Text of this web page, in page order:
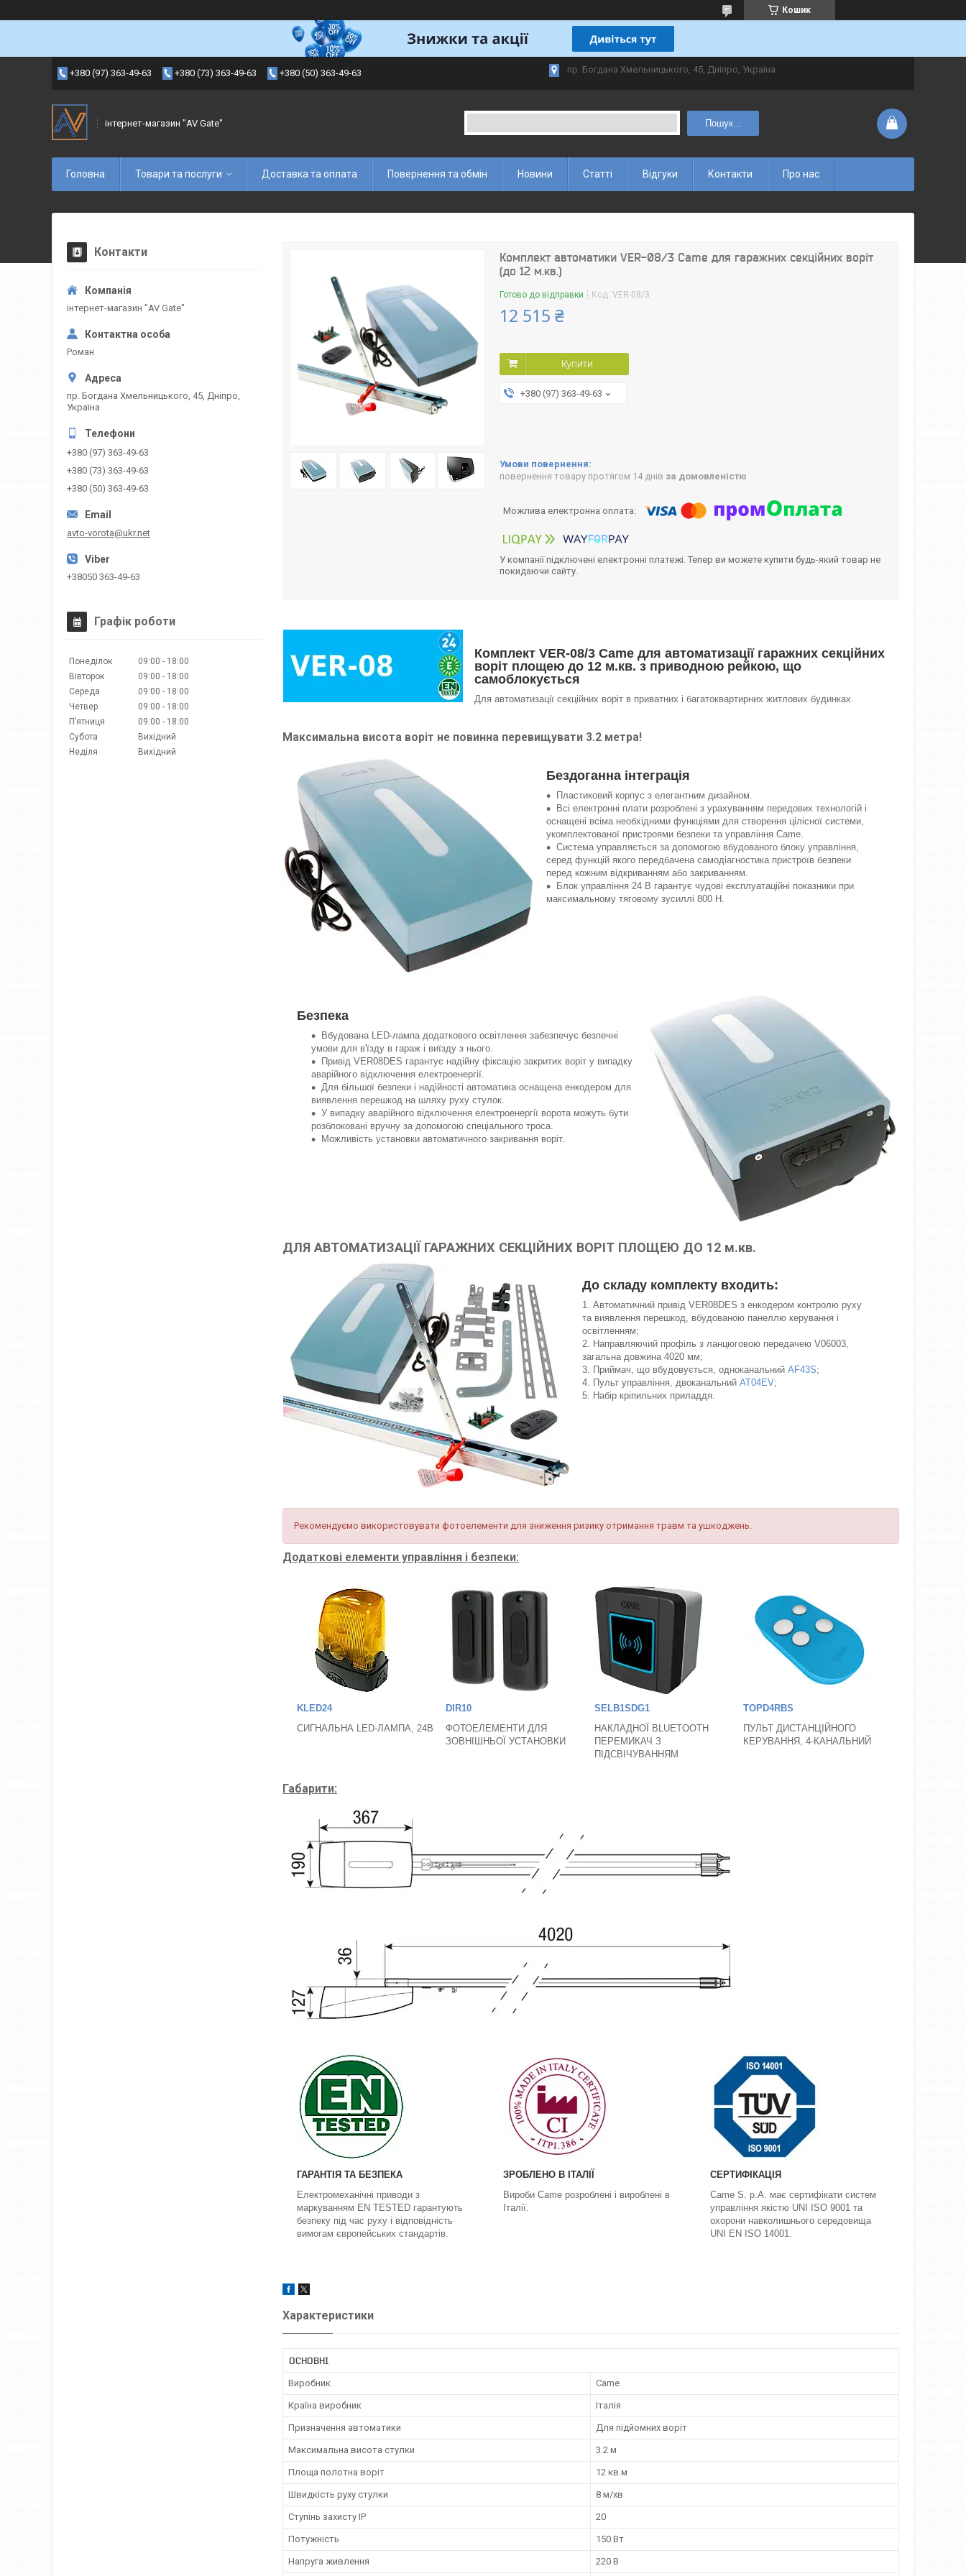
Кошик
+380 (97) 363-49-63 +380 (73) 363-49-63 +380 (50) 363-49-63 пр. Богдана Хмельницького, 45, Дніпро, Україна
інтернет-магазин "AV Gate" Пошук...
Головна Товари та послуги Доставка та оплата Повернення та обмін Новини Статті Відгуки Контакти Про нас
Комплект автоматики VER-08/3 Came для гаражних секційних воріт
(до 12 м.кв.)
Готово до відправки Код: VER-08/3
12 515 ₴
Купити
+380 (97) 363-49-63
повернення товару протягом 14 днів за домовленістю
У компанії підключені електронні платежі. Тепер ви можете купити будь-який товар не
покидаючи сайту.
Комплект VER-08/3 Came для автоматизації гаражних секційних
воріт площею до 12 м.кв. з приводною рейкою, що
самоблокується
Для автоматизації секційних воріт в приватних і багатоквартирних житлових будинках.
Максимальна висота воріт не повинна перевищувати 3.2 метра!
Бездоганна інтеграція
Пластиковий корпус з елегантним дизайном.
Всі електронні плати розроблені з урахуванням передових технологій і
оснащені всіма необхідними функціями для створення цілісної системи,
укомплектованої пристроями безпеки та управління Came.
Система управляється за допомогою вбудованого блоку управління,
серед функцій якого передбачена самодіагностика пристроїв безпеки
перед кожним відкриванням або закриванням.
Блок управління 24 В гарантує чудові експлуатаційні показники при
максимальному тяговому зусиллі 800 Н.
Безпека
Вбудована LED-лампа додаткового освітлення забезпечує безпечні
умови для в'їзду в гараж і виїзду з нього.
Привід VER08DES гарантує надійну фіксацію закритих воріт у випадку
аварійного відключення електроенергії.
Для більшої безпеки і надійності автоматика оснащена енкодером для
виявлення перешкод на шляху руху стулок.
У випадку аварійного відключення електроенергії ворота можуть бути
розблоковані вручну за допомогою спеціального троса.
Можливість установки автоматичного закривання воріт.
ДЛЯ АВТОМАТИЗАЦІЇ ГАРАЖНИХ СЕКЦІЙНИХ ВОРІТ ПЛОЩЕЮ ДО 12 м.кв.
До складу комплекту входить:
Автоматичний привід VER08DES з енкодером контролю руху
та виявлення перешкод, вбудованою панеллю керування і
освітленням;
Направляючий профіль з ланцюговою передачею V06003,
загальна довжина 4020 мм;
Приймач, що вбудовується, одноканальний AF43S;
Пульт управління, двоканальний AT04EV;
Набір кріпильних приладдя.
Рекомендуємо використовувати фотоелементи для зниження ризику отримання травм та ушкоджень.
Додаткові елементи управління і безпеки:
KLED24
СИГНАЛЬНА LED-ЛАМПА, 24В
DIR10
ФОТОЕЛЕМЕНТИ ДЛЯ
ЗОВНІШНЬОЇ УСТАНОВКИ
SELB1SDG1
НАКЛАДНОЇ BLUETOOTH
ПЕРЕМИКАЧ З
ПІДСВІЧУВАННЯМ
TOPD4RBS
ПУЛЬТ ДИСТАНЦІЙНОГО
КЕРУВАННЯ, 4-КАНАЛЬНИЙ
Габарити:
ГАРАНТІЯ ТА БЕЗПЕКА
Електромеханічні приводи з
маркуванням EN TESTED гарантують
безпеку під час руху і відповідність
вимогам європейських стандартів.
ЗРОБЛЕНО В ІТАЛІЇ
Вироби Came розроблені і вироблені в
Італії.
СЕРТИФІКАЦІЯ
Came S. p.A. має сертифікати систем
управління якістю UNI ISO 9001 та
охорони навколишнього середовища
UNI EN ISO 14001.
Характеристики
ОСНОВНІ
Виробник Came
Країна виробник Італія
Призначення автоматики Для підйомних воріт
Максимальна висота стулки 3.2 м
Площа полотна воріт 12 кв.м
Швидкість руху стулки 8 м/хв
Ступінь захисту IP 20
Потужність 150 Вт
Напруга живлення 220 В
Контакти
інтернет-магазин "AV Gate"
Роман
пр. Богдана Хмельницького, 45, Дніпро,
Україна
+380 (97) 363-49-63
+380 (73) 363-49-63
+380 (50) 363-49-63
avto-vorota@ukr.net
+38050 363-49-63
Графік роботи
Понеділок 09:00
18:00
Вівторок
09:00
18:00
Середа
09:00
18:00
Четвер
09:00
18:00
Пʼятниця
09:00
18:00
Субота
Вихідний
Неділя
Вихідний